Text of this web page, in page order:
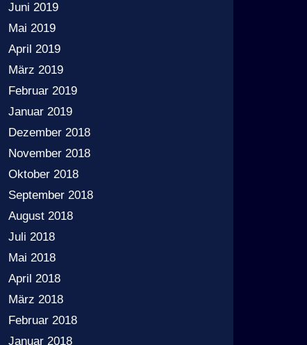
Juni 2019
Mai 2019
April 2019
März 2019
Februar 2019
Januar 2019
Dezember 2018
November 2018
Oktober 2018
September 2018
August 2018
Juli 2018
Mai 2018
April 2018
März 2018
Februar 2018
Januar 2018